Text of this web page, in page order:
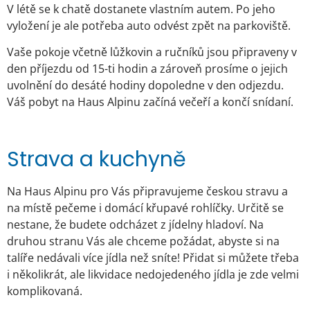
V létě se k chatě dostanete vlastním autem. Po jeho
vyložení je ale potřeba auto odvést zpět na parkoviště.
Vaše pokoje včetně lůžkovin a ručníků jsou připraveny v
den příjezdu od 15-ti hodin a zároveň prosíme o jejich
uvolnění do desáté hodiny dopoledne v den odjezdu.
Váš pobyt na Haus Alpinu začíná večeří a končí snídaní.
Strava a kuchyně
Na Haus Alpinu pro Vás připravujeme českou stravu a
na místě pečeme i domácí křupavé rohlíčky. Určitě se
nestane, že budete odcházet z jídelny hladoví. Na
druhou stranu Vás ale chceme požádat, abyste si na
talíře nedávali více jídla než sníte! Přidat si můžete třeba
i několikrát, ale likvidace nedojedeného jídla je zde velmi
komplikovaná.